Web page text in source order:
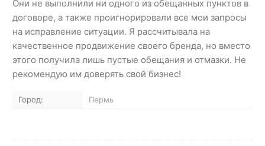
Они не выполнили ни одного из обещанных пунктов в
договоре, а также проигнорировали все мои запросы
на исправление ситуации. Я рассчитывала на
качественное продвижение своего бренда, но вместо
этого получила лишь пустые обещания и отмазки. Не
рекомендую им доверять свой бизнес!
Город: Пермь